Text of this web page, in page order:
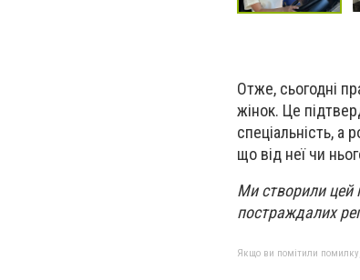
Отже, сьогодні
жінок. Це
спеціальність, а
що від неї чи
Ми створили цей
постраждалих
Якщо ви помітили помилку,